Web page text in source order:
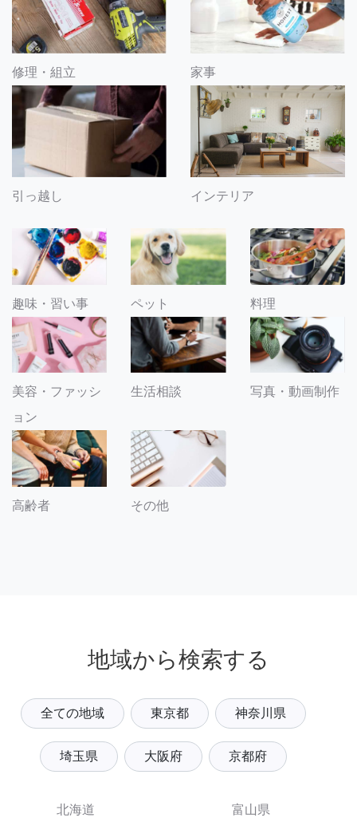
修理・組立 家事
引っ越し インテリア
趣味・習い事 ペット 料理
美容・ファッシ
ョン
生活相談 写真・動画制作
高齢者 その他
地域から検索する
全ての地域 東京都 神奈川県
埼玉県 大阪府 京都府
北海道
富山県